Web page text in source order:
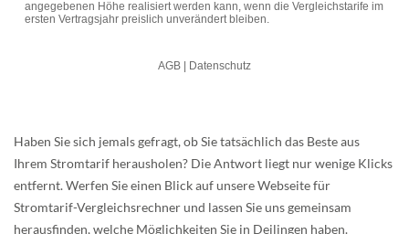
Haben Sie sich jemals gefragt, ob Sie tatsächlich das Beste aus
Ihrem Stromtarif herausholen? Die Antwort liegt nur wenige Klicks
entfernt. Werfen Sie einen Blick auf unsere Webseite für
Stromtarif-Vergleichsrechner und lassen Sie uns gemeinsam
herausfinden, welche Möglichkeiten Sie in Deilingen haben.